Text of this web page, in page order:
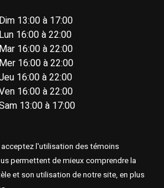
Dim 13:00 à 17:00
Lun 16:00 à 22:00
Mar 16:00 à 22:00
Mer 16:00 à 22:00
16:00 à 22:00
16:00 à 22:00
13:00 à 17:00
l'utilisation des témoins
permettent de mieux comprendre la
et son utilisation de notre site, en plus